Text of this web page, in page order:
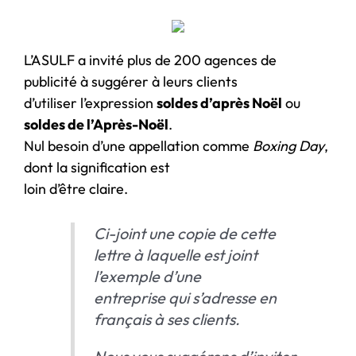
L’ASULF a invité plus de 200 agences de
publicité à suggérer à leurs clients
d’utiliser l’expression soldes d’après Noël ou
soldes de l’Après-Noël.
Nul besoin d’une appellation comme Boxing Day,
dont la signification est
loin d’être claire.
Ci-joint une copie de cette
lettre à laquelle est joint
l’exemple d’une
entreprise qui s’adresse en
français à ses clients.